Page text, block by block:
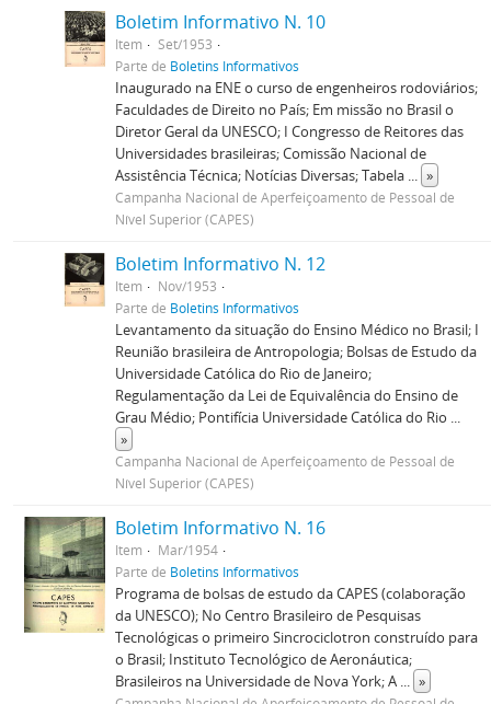
Boletim Informativo N. 10
Item
Set/1953
Parte de Boletins Informativos
Inaugurado na ENE o curso de engenheiros rodoviários;
Faculdades de Direito no País; Em missão no Brasil o
Diretor Geral da UNESCO; I Congresso de Reitores das
Universidades brasileiras; Comissão Nacional de
Assistência Técnica; Notícias Diversas; Tabela ... »
Campanha Nacional de Aperfeiçoamento de Pessoal de
Nível Superior (CAPES)
Boletim Informativo N. 12
Item
Nov/1953
Parte de Boletins Informativos
Levantamento da situação do Ensino Médico no Brasil; I
Reunião brasileira de Antropologia; Bolsas de Estudo da
Universidade Católica do Rio de Janeiro;
Regulamentação da Lei de Equivalência do Ensino de
Grau Médio; Pontifícia Universidade Católica do Rio ...
»
Campanha Nacional de Aperfeiçoamento de Pessoal de
Nível Superior (CAPES)
Boletim Informativo N. 16
Item
Mar/1954
Parte de Boletins Informativos
Programa de bolsas de estudo da CAPES (colaboração
da UNESCO); No Centro Brasileiro de Pesquisas
Tecnológicas o primeiro Sincrociclotron construído para
o Brasil; Instituto Tecnológico de Aeronáutica;
Brasileiros na Universidade de Nova York; A ... »